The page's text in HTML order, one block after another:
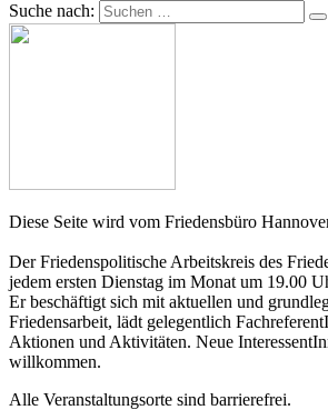
Suche nach:
Diese Seite wird vom Friedensbüro
Der Friedenspolitische Arbeitskreis des
jedem ersten Dienstag im Monat um 19.00
Er beschäftigt sich mit aktuellen und
Friedensarbeit, lädt gelegentlich
Aktionen und Aktivitäten. Neue
willkommen.
Alle Veranstaltungsorte sind barrierefrei.